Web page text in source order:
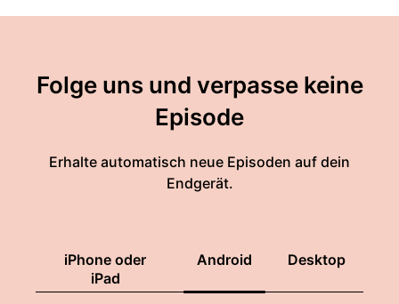
Folge uns und verpasse keine
Episode
Erhalte automatisch neue Episoden auf dein
Endgerät.
iPhone oder
iPad
Android Desktop